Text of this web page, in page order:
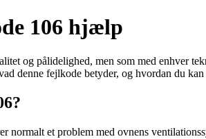
106 hjælp
og pålidelighed, men som med enhver
denne fejlkode betyder, og hvordan du kan
normalt et problem med ovnens